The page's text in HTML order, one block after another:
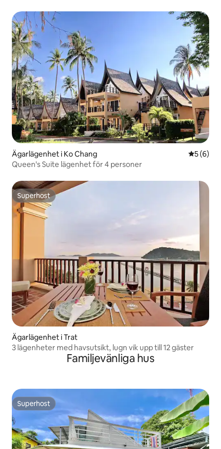
Ägarlägenhet i Ko Chang 5 av 5 i
5 (6)
Queen's Suite lägenhet för 4 personer
Superhost
Superhost
Ägarlägenhet i Trat
3 lägenheter med havsutsikt, lugn vik upp till 12 gäster
Familjevänliga hus
Superhost
Superhost